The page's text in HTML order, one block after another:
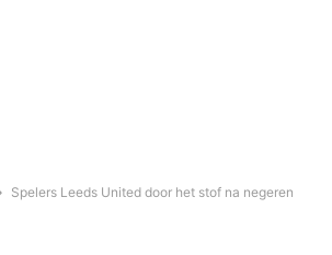
Spelers Leeds United door het stof na negeren